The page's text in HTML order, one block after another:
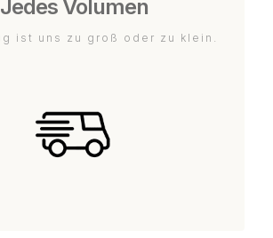
Jedes Volumen
ist uns zu groß oder zu klein.